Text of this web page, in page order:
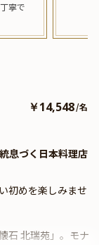
寧で
￥14,548/名
息づく日本料理店
初めを楽しみませ
石 北瑞苑」。モナ